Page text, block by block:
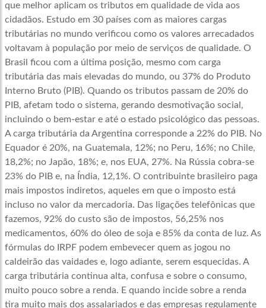
que melhor aplicam os tributos em qualidade de vida aos
cidadãos. Estudo em 30 países com as maiores cargas
tributárias no mundo verificou como os valores arrecadados
voltavam à população por meio de serviços de qualidade. O
Brasil ficou com a última posição, mesmo com carga
tributária das mais elevadas do mundo, ou 37% do Produto
Interno Bruto (PIB). Quando os tributos passam de 20% do
PIB, afetam todo o sistema, gerando desmotivação social,
incluindo o bem-estar e até o estado psicológico das pessoas.
A carga tributária da Argentina corresponde a 22% do PIB. No
Equador é 20%, na Guatemala, 12%; no Peru, 16%; no Chile,
18,2%; no Japão, 18%; e, nos EUA, 27%. Na Rússia cobra-se
23% do PIB e, na Índia, 12,1%. O contribuinte brasileiro paga
mais impostos indiretos, aqueles em que o imposto está
incluso no valor da mercadoria. Das ligações telefônicas que
fazemos, 92% do custo são de impostos, 56,25% nos
medicamentos, 60% do óleo de soja e 85% da conta de luz. As
fórmulas do IRPF podem embevecer quem as jogou no
caldeirão das vaidades e, logo adiante, serem esquecidas. A
carga tributária continua alta, confusa e sobre o consumo,
muito pouco sobre a renda. E quando incide sobre a renda
tira muito mais dos assalariados e das empresas regulamente